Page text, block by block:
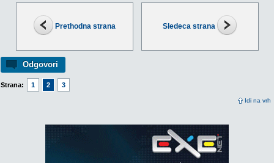
Prethodna strana Sledeca strana
Odgovori
Strana: 1 2 3
Idi na vrh